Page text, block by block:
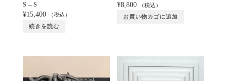
S→S
¥15,400 （税込）
続きを読む
¥8,800 （税込）
お買い物カゴに追加